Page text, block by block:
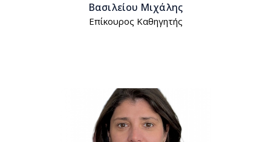
Βασιλείου Μιχάλης
Επίκουρος Kαθηγητής